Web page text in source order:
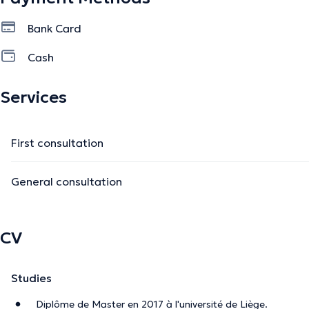
Bank Card
Cash
Services
First consultation
General consultation
CV
Studies
Diplôme de Master en 2017 à l'université de Liège.